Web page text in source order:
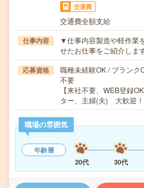
交通費
交通費全額支給
仕事内容
▼仕事内容製造や軽作業
せたお仕事をご紹介しま
応募資格
職種未経験OK / ブランク
不要
【来社不要、WEB登録
ター、主婦(夫) 大歓迎
職場の雰囲気
年齢層
20代
30代